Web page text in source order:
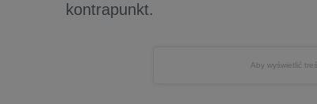
kontrapunkt.
Aby wyświetlić